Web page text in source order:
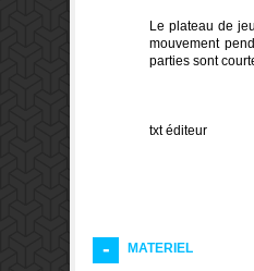
Le plateau de
mouvement
parties sont
txt éditeur
MATERIEL